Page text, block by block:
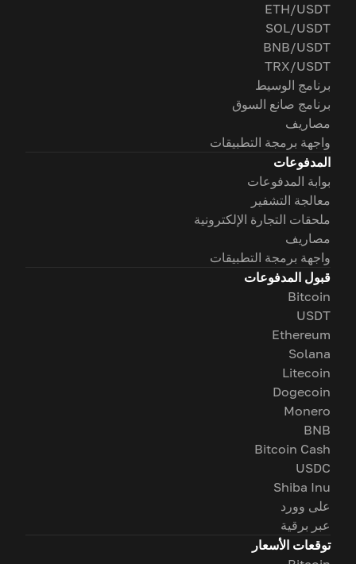
ETH/USDT
SOL/USDT
BNB/USDT
TRX/USDT
برنامج الوسيط
برنامج صانع السوق
مصاريف
واجهة برمجة التطبيقات
المدفوعات
بوابة المدفوعات
معالجة التشفير
ملحقات التجارة الإلكترونية
مصاريف
واجهة برمجة التطبيقات
قبول المدفوعات
Bitcoin
USDT
Ethereum
Solana
Litecoin
Dogecoin
Monero
BNB
Bitcoin Cash
USDC
Shiba Inu
على وورد
عبر برقية
توقعات الأسعار